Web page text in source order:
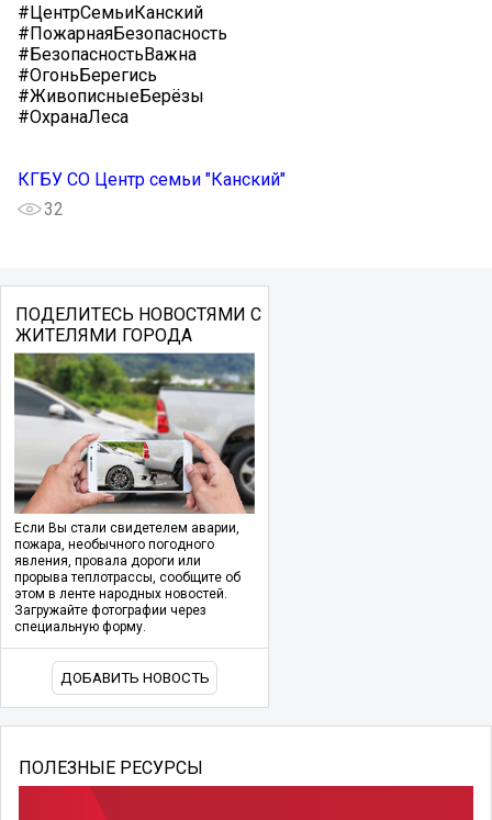
#ЦентрСемьиКанский
#ПожарнаяБезопасность
#БезопасностьВажна
#ОгоньБерегись
#ЖивописныеБерёзы
#ОхранаЛеса
КГБУ СО Центр семьи "Канский"
32
ПОДЕЛИТЕСЬ НОВОСТЯМИ С
ЖИТЕЛЯМИ ГОРОДА
Если Вы стали свидетелем аварии,
пожара, необычного погодного
явления, провала дороги или
прорыва теплотрассы, сообщите об
этом в ленте народных новостей.
Загружайте фотографии через
специальную форму.
ДОБАВИТЬ НОВОСТЬ
ПОЛЕЗНЫЕ РЕСУРСЫ